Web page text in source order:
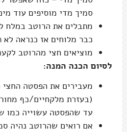
סמיך מדי מוסיפים עוד
מתבלים את הרוטב במלח
כבר מלוחים אז כנראה
מוציאים חצי מהרוטב
לסיום הכנה המנה:
מעבירים את הפסטה
(בעזרת מלקחיים/כף
עד שהפסטה עשוייה כמו
אם רואים שהרוטב נהיה